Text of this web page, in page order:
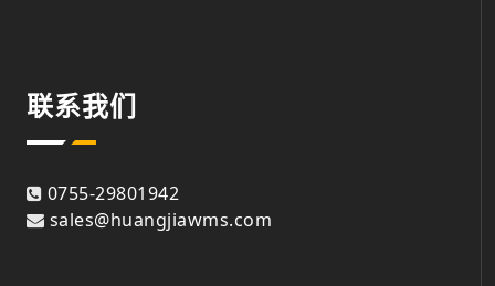
联系我们
0755-29801942
sales@huangjiawms.com